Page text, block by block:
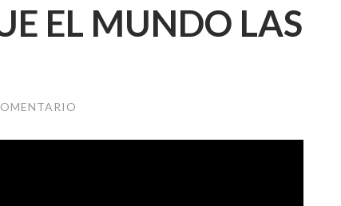
EL MUNDO LAS